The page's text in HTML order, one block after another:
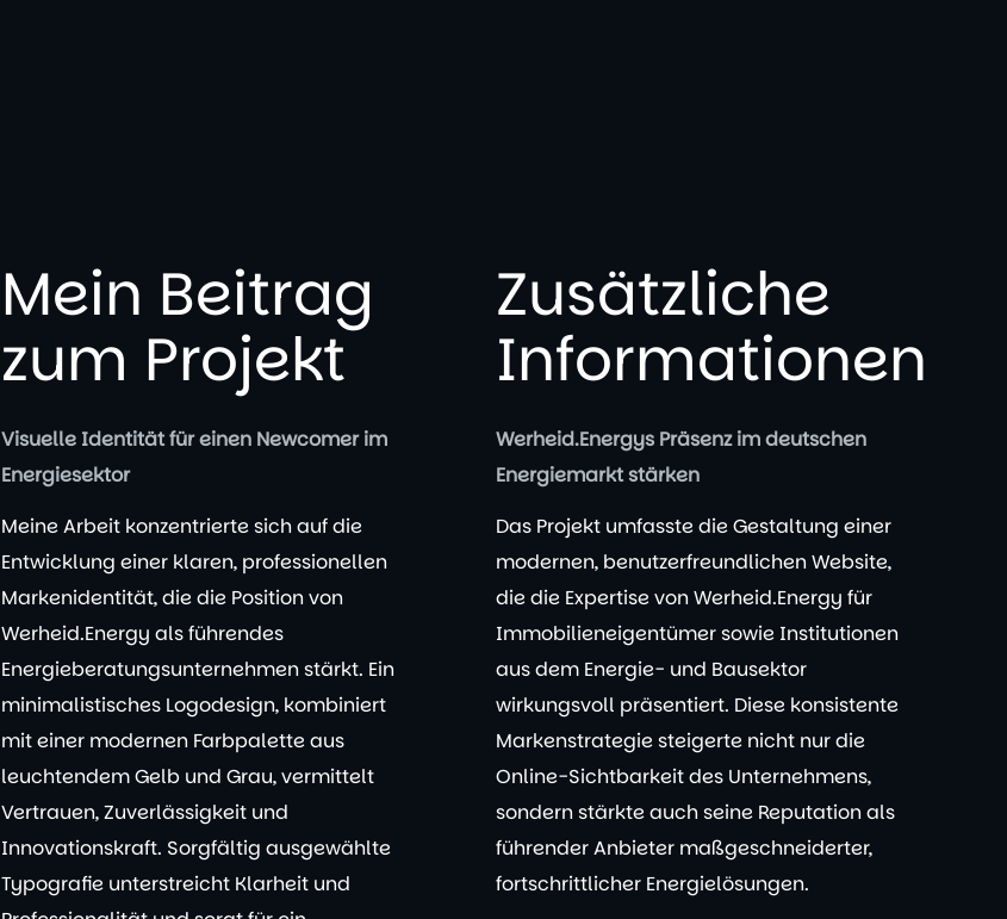
Mein Beitrag
zum Projekt
Visuelle Identität für einen Newcomer im
Energiesektor
Meine Arbeit konzentrierte sich auf die
Entwicklung einer klaren, professionellen
Markenidentität, die die Position von
Werheid.Energy als führendes
Energieberatungsunternehmen stärkt. Ein
minimalistisches Logodesign, kombiniert
mit einer modernen Farbpalette aus
leuchtendem Gelb und Grau, vermittelt
Vertrauen, Zuverlässigkeit und
Innovationskraft. Sorgfältig ausgewählte
Typografie unterstreicht Klarheit und
Zusätzliche
Informationen
Werheid.Energys Präsenz im deutschen
Energiemarkt stärken
Das Projekt umfasste die Gestaltung einer
modernen, benutzerfreundlichen Website,
die die Expertise von Werheid.Energy für
Immobilieneigentümer sowie Institutionen
aus dem Energie- und Bausektor
wirkungsvoll präsentiert. Diese konsistente
Markenstrategie steigerte nicht nur die
Online-Sichtbarkeit des Unternehmens,
sondern stärkte auch seine Reputation als
führender Anbieter maßgeschneiderter,
fortschrittlicher Energielösungen.